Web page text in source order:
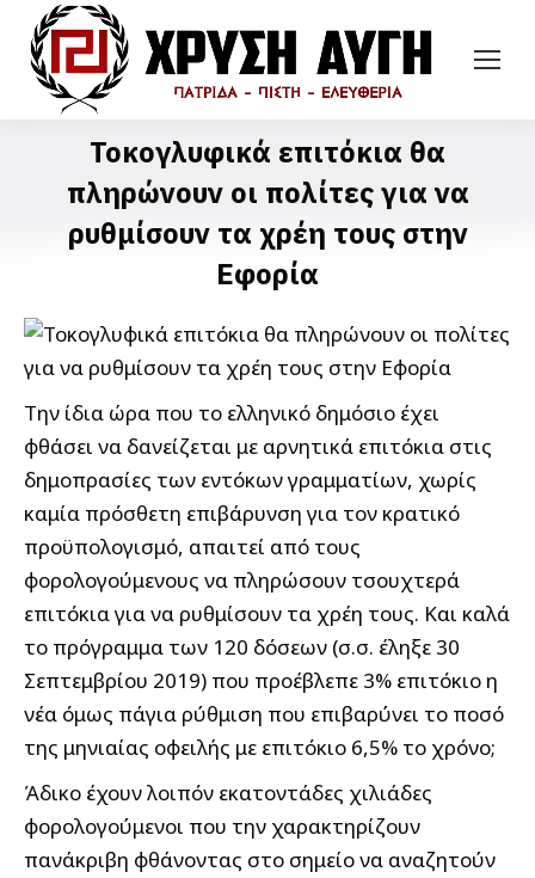
Τοκογλυφικά επιτόκια θα
πληρώνουν οι πολίτες για να
ρυθμίσουν τα χρέη τους στην
Εφορία
Την ίδια ώρα που το ελληνικό δημόσιο έχει
φθάσει να δανείζεται με αρνητικά επιτόκια στις
δημοπρασίες των εντόκων γραμματίων, χωρίς
καμία πρόσθετη επιβάρυνση για τον κρατικό
προϋπολογισμό, απαιτεί από τους
φορολογούμενους να πληρώσουν τσουχτερά
επιτόκια για να ρυθμίσουν τα χρέη τους. Και καλά
το πρόγραμμα των 120 δόσεων (σ.σ. έληξε 30
Σεπτεμβρίου 2019) που προέβλεπε 3% επιτόκιο η
νέα όμως πάγια ρύθμιση που επιβαρύνει το ποσό
της μηνιαίας οφειλής με επιτόκιο 6,5% το χρόνο;
Άδικο έχουν λοιπόν εκατοντάδες χιλιάδες
φορολογούμενοι που την χαρακτηρίζουν
πανάκριβη φθάνοντας στο σημείο να αναζητούν